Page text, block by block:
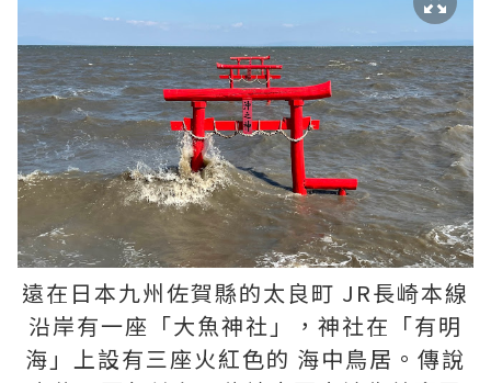
遠在日本九州佐賀縣的太良町 JR長崎本線
沿岸有一座「大魚神社」，神社在「有明
海」上設有三座火紅色的 海中鳥居。傳說